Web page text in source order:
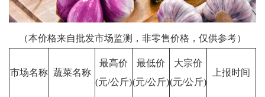
（本价格来自批发市场监测，非零售价格，仅供参考）
市场名称 蔬菜名称
最高价
(元/公斤)
最低价
(元/公斤)
大宗价
(元/公斤)
上报时间